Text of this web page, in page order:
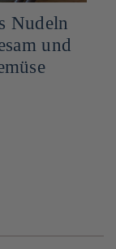
Nudeln
und